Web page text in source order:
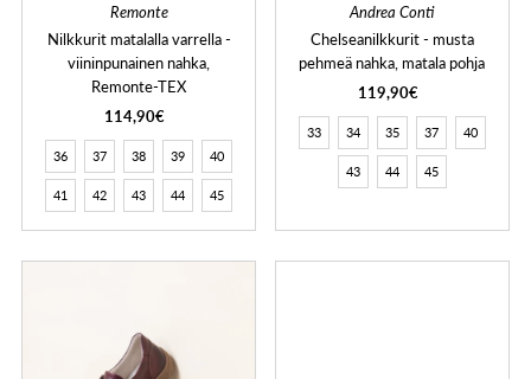
Remonte
Nilkkurit matalalla varrella -
viininpunainen nahka,
Remonte-TEX
114,90€
36 37 38 39 40
41 42 43 44 45
Andrea Conti
Chelseanilkkurit - musta
pehmeä nahka, matala pohja
119,90€
33 34 35 37 40
43 44 45